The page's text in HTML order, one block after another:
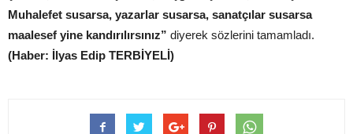
Muhalefet susarsa, yazarlar susarsa, sanatçılar susarsa
maalesef yine kandırılırsınız” diyerek sözlerini tamamladı.
(Haber: İlyas Edip TERBİYELİ)